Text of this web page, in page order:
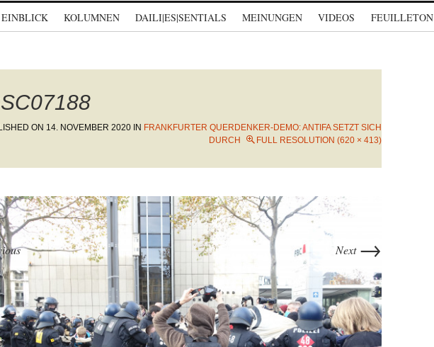
KOLUMNEN DAILI|ES|SENTIALS MEINUNGEN VIDEOS FEUILLETON
ON 14. NOVEMBER 2020 IN FRANKFURTER QUERDENKER-DEMO: ANTIFA SETZT SICH
DURCH
FULL RESOLUTION (620 × 413)
Next →